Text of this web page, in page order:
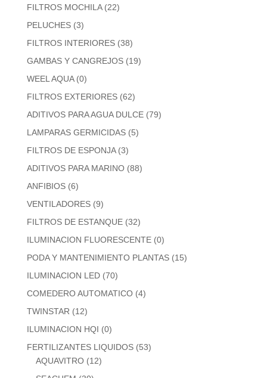
FILTROS MOCHILA (22)
PELUCHES (3)
FILTROS INTERIORES (38)
GAMBAS Y CANGREJOS (19)
WEEL AQUA (0)
FILTROS EXTERIORES (62)
ADITIVOS PARA AGUA DULCE (79)
LAMPARAS GERMICIDAS (5)
FILTROS DE ESPONJA (3)
ADITIVOS PARA MARINO (88)
ANFIBIOS (6)
VENTILADORES (9)
FILTROS DE ESTANQUE (32)
ILUMINACION FLUORESCENTE (0)
PODA Y MANTENIMIENTO PLANTAS (15)
ILUMINACION LED (70)
COMEDERO AUTOMATICO (4)
TWINSTAR (12)
ILUMINACION HQI (0)
FERTILIZANTES LIQUIDOS (53)
AQUAVITRO (12)